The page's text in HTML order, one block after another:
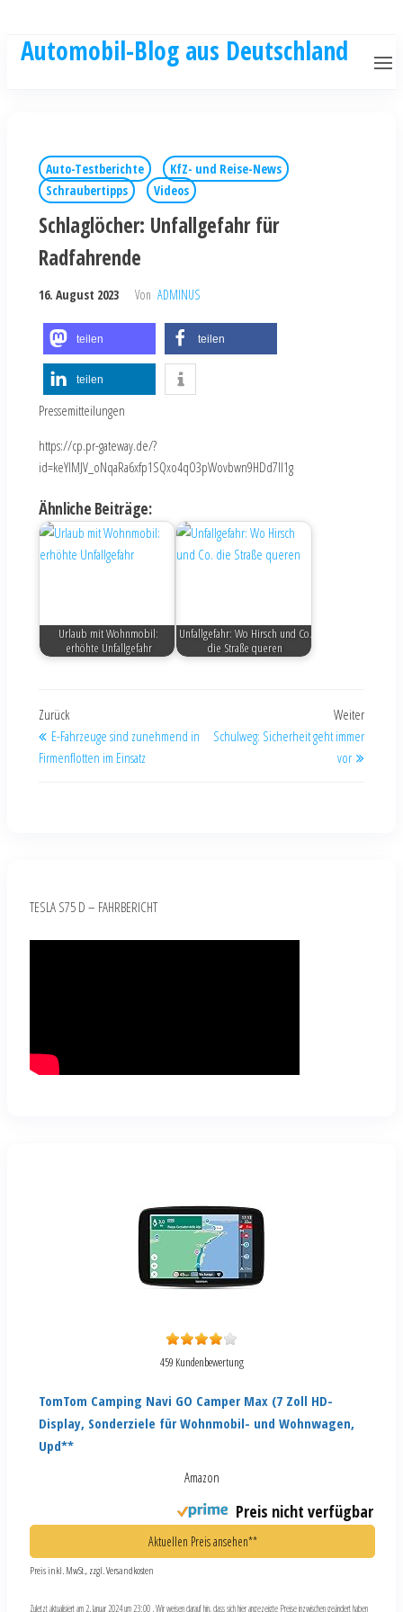
Automobil-Blog aus Deutschland
Auto-Testberichte
KfZ- und Reise-News
Schraubertipps
Videos
Schlaglöcher: Unfallgefahr für
Radfahrende
16. August 2023 Von ADMINUS
teilen teilen
teilen
Pressemitteilungen
https://cp.pr-gateway.de/?
id=keYlMJV_oNqaRa6xfp1SQxo4qO3pWovbwn9HDd7Il1g
Ähnliche Beiträge:
Urlaub mit Wohnmobil:
erhöhte Unfallgefahr
Unfallgefahr: Wo Hirsch und Co.
die Straße queren
Zurück
E-Fahrzeuge sind zunehmend in
Firmenflotten im Einsatz
Weiter
Schulweg: Sicherheit geht immer
vor
TESLA S75 D – FAHRBERICHT
459 Kundenbewertung
TomTom Camping Navi GO Camper Max (7 Zoll HD-
Display, Sonderziele für Wohnmobil- und Wohnwagen,
Upd**
Amazon
Preis nicht verfügbar
Aktuellen Preis ansehen**
Preis inkl. MwSt., zzgl. Versandkosten
Zuletzt aktualisiert am 2. Januar 2024 um 23:00 . Wir weisen darauf hin, dass sich hier angezeigte Preise inzwischen geändert haben